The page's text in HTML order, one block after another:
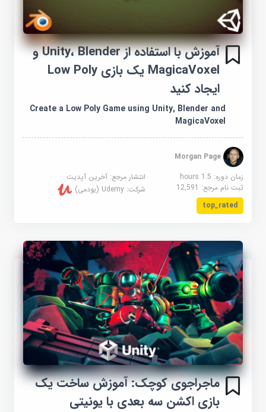
آموزش با استفاده از Unity، Blender و
MagicaVoxel یک بازی Low Poly
ایجاد کنید
Create a Low Poly Game using Unity, Blender and
MagicaVoxel
Morgan Page
زمان دوره: 1.5 hours
انتشار مرجع:آخرین آپدیت
ثبت نام مرجع:12,591 شرکت:Udemy (یودمی)
top_rated
ماجراجوی کوچک: آموزش ساخت یک
بازی اکشن سه بعدی با یونیتی